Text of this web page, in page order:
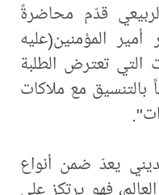
قدّم محاضرةً
المؤمنين(عليه
التي تعترض الطلبة
بالتنسيق مع ملاكات
يعدّ ضمن أنواع
فهو يرتكز على